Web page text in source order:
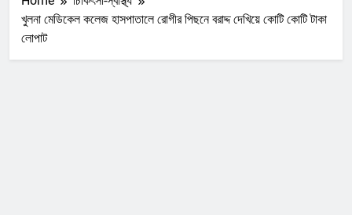
খুলনা মেডিকেল কলেজ হাসপাতালে রোগীর পিছনে বরাদ্দ দেখিয়ে কোটি কোটি টাকা
লোপাট